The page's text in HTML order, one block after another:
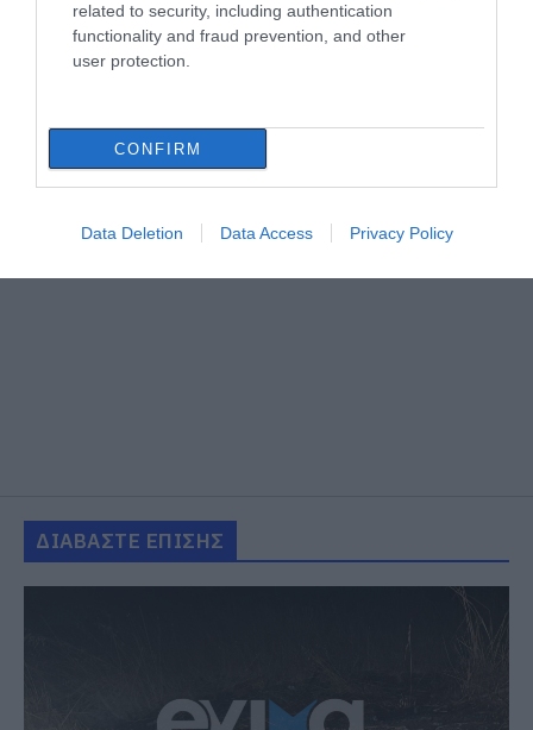
related to security, including authentication
functionality and fraud prevention, and other
user protection.
CONFIRM
Data Deletion Data Access Privacy Policy
ΔΙΑΒΑΣΤΕ ΕΠΙΣΗΣ